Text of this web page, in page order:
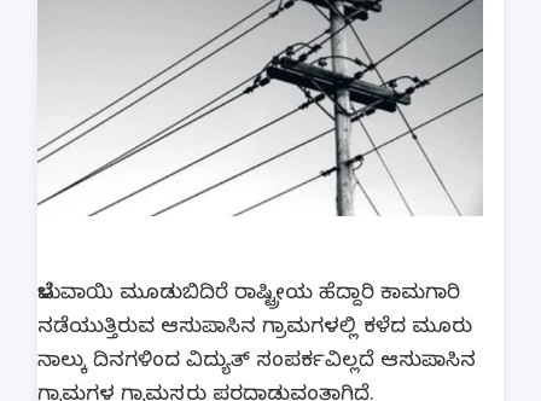
ಬೆಳುವಾಯಿ ಮೂಡುಬಿದಿರೆ ರಾಷ್ಟ್ರೀಯ ಹೆದ್ದಾರಿ ಕಾಮಗಾರಿ
ನಡೆಯುತ್ತಿರುವ ಆಸುಪಾಸಿನ ಗ್ರಾಮಗಳಲ್ಲಿ ಕಳೆದ ಮೂರು
ನಾಲ್ಕು ದಿನಗಳಿಂದ ವಿದ್ಯುತ್ ಸಂಪರ್ಕವಿಲ್ಲದೆ ಆಸುಪಾಸಿನ